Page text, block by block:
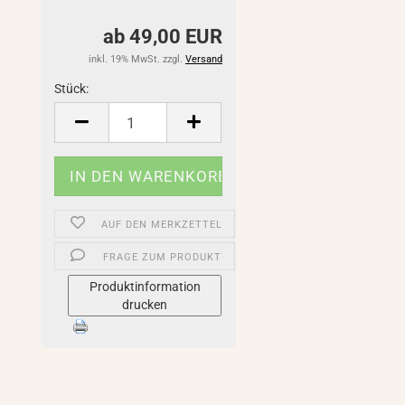
ab 49,00 EUR
inkl. 19% MwSt. zzgl. Versand
Stück:
Stück
AUF DEN MERKZETTEL
FRAGE ZUM PRODUKT
Produktinformation
drucken